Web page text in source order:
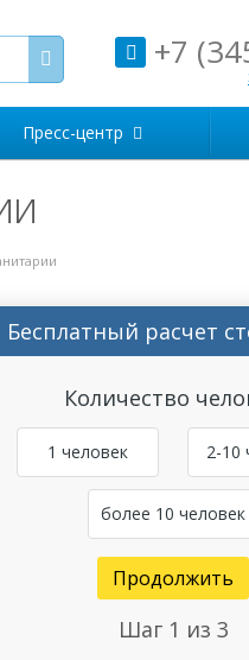
+7
Пресс-центр
Бесплатный расчет
Количество
1 человек 2-10
более 10 человек
Продолжить
Шаг 1 из 3